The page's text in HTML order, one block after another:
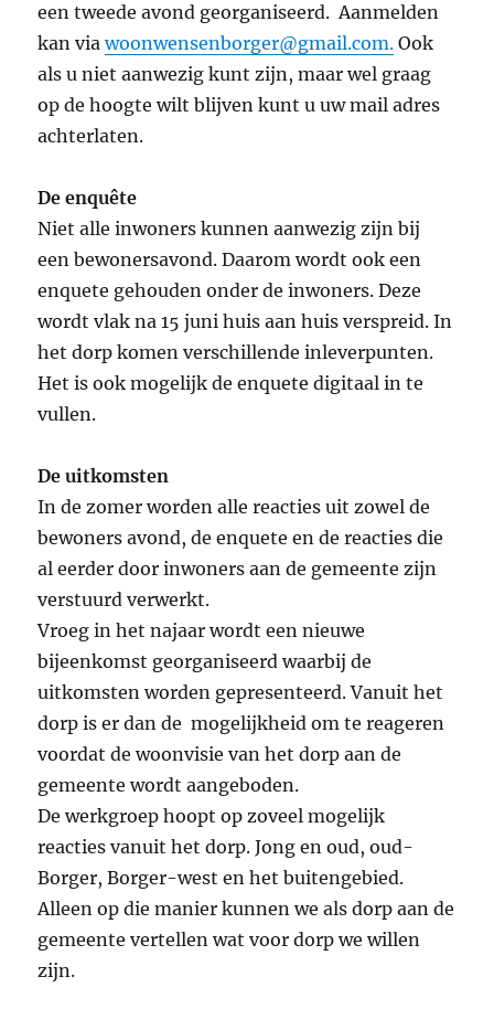
een tweede avond georganiseerd. Aanmelden
kan viawoonwensenborger@gmail.com. Ook
als u niet aanwezig kunt zijn, maar wel graag
op de hoogte wilt blijven kunt u uw mail adres
achterlaten.
De enquête
Niet alle inwoners kunnen aanwezig zijn bij
een bewonersavond. Daarom wordt ook een
enquete gehouden onder de inwoners. Deze
wordt vlak na 15 juni huis aan huis verspreid. In
het dorp komen verschillende inleverpunten.
Het is ook mogelijk de enquete digitaal in te
vullen.
De uitkomsten
In de zomer worden alle reacties uit zowel de
bewoners avond, de enquete en de reacties die
al eerder door inwoners aan de gemeente zijn
verstuurd verwerkt.
Vroeg in het najaar wordt een nieuwe
bijeenkomst georganiseerd waarbij de
uitkomsten worden gepresenteerd. Vanuit het
dorp is er dan de mogelijkheid om te reageren
voordat de woonvisie van het dorp aan de
gemeente wordt aangeboden.
De werkgroep hoopt op zoveel mogelijk
reacties vanuit het dorp. Jong en oud, oud-
Borger, Borger-west en het buitengebied.
Alleen op die manier kunnen we als dorp aan de
gemeente vertellen wat voor dorp we willen
zijn.